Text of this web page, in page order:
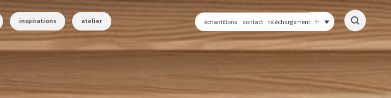
inspirations atelier échantillons contact téléchargement fr